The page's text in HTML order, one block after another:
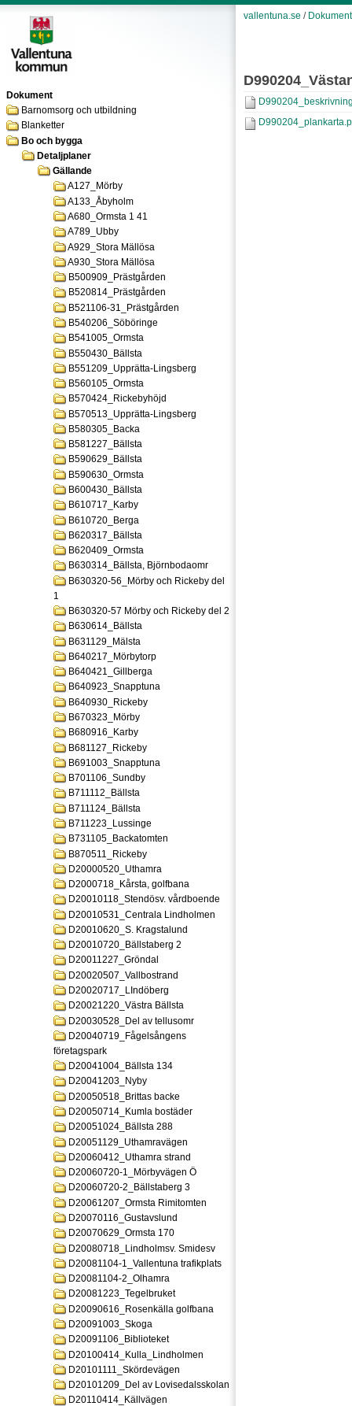
Dokument
Barnomsorg och utbildning
Blanketter
Bo och bygga
Detaljplaner
Gällande
A127_Mörby
A133_Åbyholm
A680_Ormsta 1 41
A789_Ubby
A929_Stora Mällösa
A930_Stora Mällösa
B500909_Prästgården
B520814_Prästgården
B521106-31_Prästgården
B540206_Söböringe
B541005_Ormsta
B550430_Bällsta
B551209_Upprätta-Lingsberg
B560105_Ormsta
B570424_Rickebyhöjd
B570513_Upprätta-Lingsberg
B580305_Backa
B581227_Bällsta
B590629_Bällsta
B590630_Ormsta
B600430_Bällsta
B610717_Karby
B610720_Berga
B620317_Bällsta
B620409_Ormsta
B630314_Bällsta, Björnbodaomr
B630320-56_Mörby och Rickeby del
1
B630320-57 Mörby och Rickeby del 2
B630614_Bällsta
B631129_Mälsta
B640217_Mörbytorp
B640421_Gillberga
B640923_Snapptuna
B640930_Rickeby
B670323_Mörby
B680916_Karby
B681127_Rickeby
B691003_Snapptuna
B701106_Sundby
B711112_Bällsta
B711124_Bällsta
B711223_Lussinge
B731105_Backatomten
B870511_Rickeby
D20000520_Uthamra
D2000718_Kårsta, golfbana
D20010118_Stendösv. vårdboende
D20010531_Centrala Lindholmen
D20010620_S. Kragstalund
D20010720_Bällstaberg 2
D20011227_Gröndal
D20020507_Vallbostrand
D20020717_LIndöberg
D20021220_Västra Bällsta
D20030528_Del av tellusomr
D20040719_Fågelsångens
företagspark
D20041004_Bällsta 134
D20041203_Nyby
D20050518_Brittas backe
D20050714_Kumla bostäder
D20051024_Bällsta 288
D20051129_Uthamravägen
D20060412_Uthamra strand
D20060720-1_Mörbyvägen Ö
D20060720-2_Bällstaberg 3
D20061207_Ormsta Rimitomten
D20070116_Gustavslund
D20070629_Ormsta 170
D20080718_Lindholmsv. Smidesv
D20081104-1_Vallentuna trafikplats
D20081104-2_Olhamra
D20081223_Tegelbruket
D20090616_Rosenkälla golfbana
D20091003_Skoga
D20091106_Biblioteket
D20100414_Kulla_Lindholmen
D20101111_Skördevägen
D20101209_Del av Lovisedalsskolan
D20110414_Källvägen
vallentuna.se / Dokument